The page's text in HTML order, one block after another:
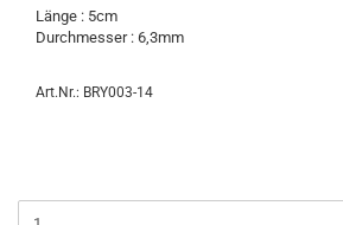
Länge : 5cm
Durch­mes­ser : 6,3mm
Art.Nr.: BRY003-14